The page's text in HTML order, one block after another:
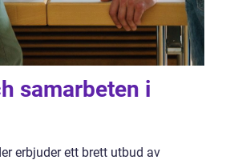
samarbeten i
erbjuder ett brett utbud av